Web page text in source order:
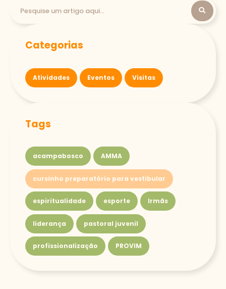
Categorias
Atividades Eventos Visitas
Tags
acampabosco AMMA
cursinho preparatório para vestibular
espiritualidade esporte Irmãs
liderança pastoral juvenil
profissionalização PROVIM